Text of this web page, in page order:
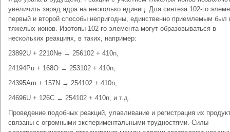
увеличить заряд ядра на несколько единиц. Для синтеза 102-го
первый и второй способы непригодны, единственно приемлемым был
тяжелых ионов. Изотопы 102-го элемента могут образовываться в
нескольких реакциях, в таких, например:
23892U + 2210Ne → 256102 + 410n,
24194Pu + 168O → 253102 + 410n,
24395Am + 157N → 254102 + 410n,
24696U + 126C → 254102 + 410n, и т.д.
Проведение подобных реакций, улавливание и регистрация их
связаны с огромными экспериментальными трудностями. Силы